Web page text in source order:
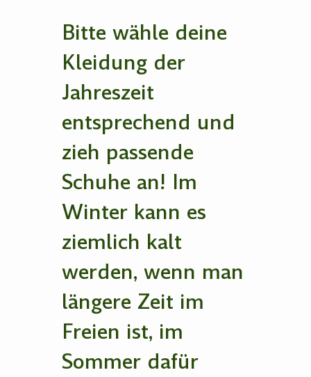
Bitte wähle deine
Kleidung der
Jahreszeit
entsprechend und
zieh passende
Schuhe an! Im
Winter kann es
ziemlich kalt
werden, wenn man
längere Zeit im
Freien ist, im
Sommer dafür